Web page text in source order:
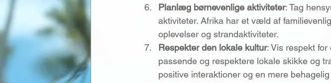
Planlæg børnevenlige aktiviteter: Tag
aktiviteter. Afrika har et væld af
oplevelser og strandaktiviteter.
Respekter den lokale kultur: Vis respekt
passende og respektere lokale skikke og
positive interaktioner og en mere